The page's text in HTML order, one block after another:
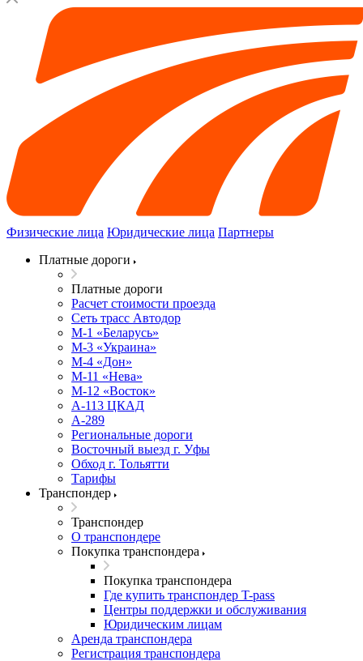
Физические лица Юридические лица Партнеры
Платные дороги
Платные дороги
Расчет стоимости проезда
Сеть трасс Автодор
М-1 «Беларусь»
М-3 «Украина»
М-4 «Дон»
М-11 «Нева»
М-12 «Восток»
А-113 ЦКАД
А-289
Региональные дороги
Восточный выезд г. Уфы
Обход г. Тольятти
Тарифы
Транспондер
Транспондер
О транспондере
Покупка транспондера
Покупка транспондера
Где купить транспондер T-pass
Центры поддержки и обслуживания
Юридическим лицам
Аренда транспондера
Регистрация транспондера